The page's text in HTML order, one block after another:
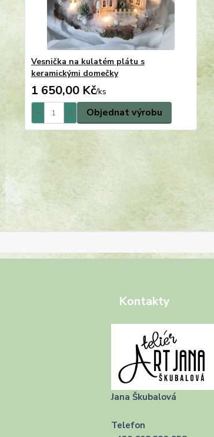
Vesnička na kulatém plátu s
keramickými domečky
1 650,00 Kč/ks
Objednat výrobu
Kontakty
Jana Škubalová
Telefon